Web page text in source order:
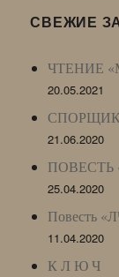
LJ
СВЕЖИЕ
ЧТЕНИЕ
20.05.2021
21.06.2020
ПОВЕСТЬ
25.04.2020
Повесть
11.04.2020
К Л Ю Ч